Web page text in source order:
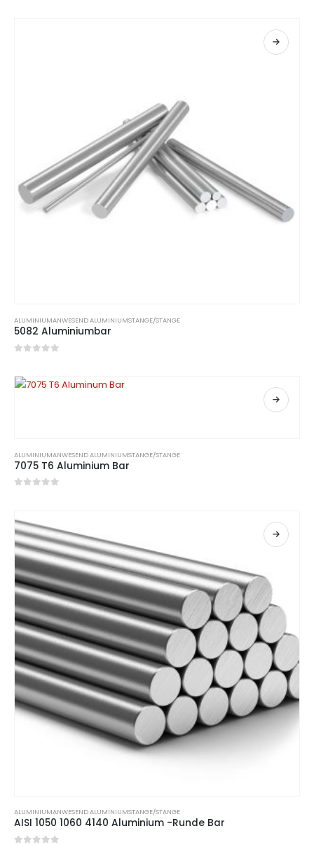
ALUMINIUMANWESENDALUMINIUMSTANGE/STANGE
5082 Aluminiumbar
ALUMINIUMANWESENDALUMINIUMSTANGE/STANGE
7075 T6 Aluminium Bar
ALUMINIUMANWESENDALUMINIUMSTANGE/STANGE
AISI 1050 1060 4140 Aluminium -Runde Bar